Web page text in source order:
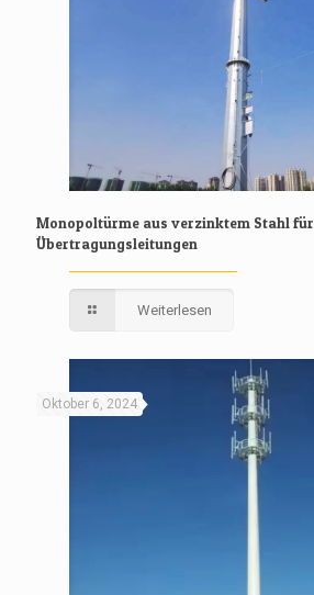
Monopoltürme aus verzinktem Stahl für
Übertragungsleitungen
Weiterlesen
Oktober 6, 2024